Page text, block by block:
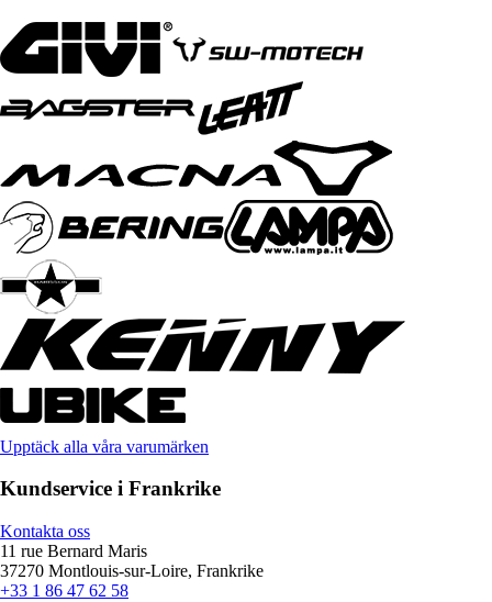
Upptäck alla våra varumärken
Kundservice i Frankrike
Kontakta oss
11 rue Bernard Maris
37270 Montlouis-sur-Loire, Frankrike
+33 1 86 47 62 58